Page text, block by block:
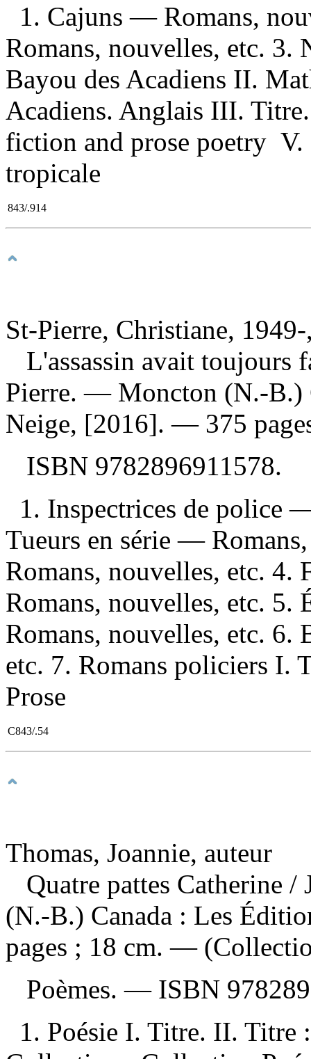
1. Cajuns — Romans,
Romans, nouvelles, etc. 3.
Bayou des Acadiens II.
Acadiens. Anglais III.
fiction and prose poetry
tropicale
843/.914
St-Pierre, Christiane,
L'assassin avait toujours
Pierre. — Moncton (N.-B.)
Neige, [2016]. — 375
ISBN 9782896911578.
1. Inspectrices de police
Tueurs en série —
Romans, nouvelles, etc.
Romans, nouvelles, etc. 5.
Romans, nouvelles, etc.
etc. 7. Romans policiers
Prose
C843/.54
Thomas, Joannie, auteur
Quatre pattes Catherine /
(N.-B.) Canada : Les
pages ; 18 cm. —
Poèmes. — ISBN
1. Poésie I. Titre. II. Titre